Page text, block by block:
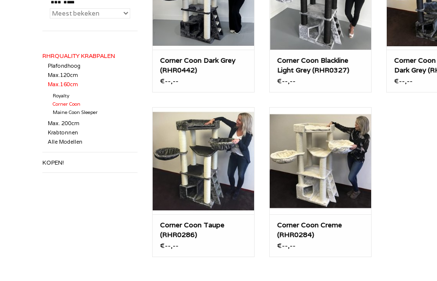
RHRQUALITY KRABPALEN
Plafondhoog
Max.120cm
Max.160cm
Royalty
Corner Coon
Maine Coon Sleeper
Max. 200cm
Krabtonnen
Alle Modellen
KOPEN!
TOEVOEGEN AAN WINKELWAGEN
Corner Coon Dark Grey
(RHR0442)
€--,--
TOEVOEGEN AAN WINKELWAGEN
Corner Coon Blackline
Light Grey (RHR0327)
€--,--
TOEVOEGEN
Corner Coon
Dark Grey
€--,--
De Corner Coon is met ca 40KG
een zeer stevige RHRQuality
krabpaal. Met extra dikke 12cm
diameter sisalpalen. Kortom, een
geweldig product wat makkelijk
te plaatsen is in een hoek.
TOEVOEGEN AAN WINKELWAGEN
Corner Coon Taupe
(RHR0286)
€--,--
een zeer stevige RHRQuality
krabpaal. Met extra dikke 12cm
diameter sisalpalen. Kortom, een
geweldig product wat makkelijk
te plaatsen is in een hoek.
TOEVOEGEN AAN WINKELWAGEN
Corner Coon Creme
(RHR0284)
€--,--